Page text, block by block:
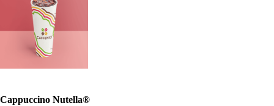
Cappuccino Nutella®